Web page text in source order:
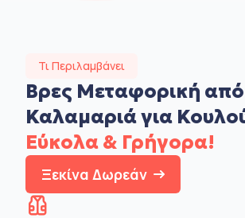
Τι Περιλαμβάνει
Βρες Μεταφορική από
Καλαμαριά για
Εύκολα & Γρήγορα!
Ξεκίνα Δωρεάν